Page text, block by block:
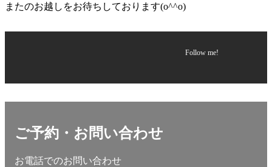
またのお越しをお待ちしております(o^^o)
Follow me!
ご予約・お問い合わせ
お電話でのお問い合わせ